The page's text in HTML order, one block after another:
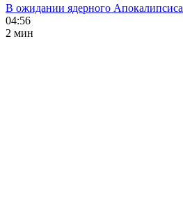
В ожидании ядерного Апокалипсиса
04:56
2 мин